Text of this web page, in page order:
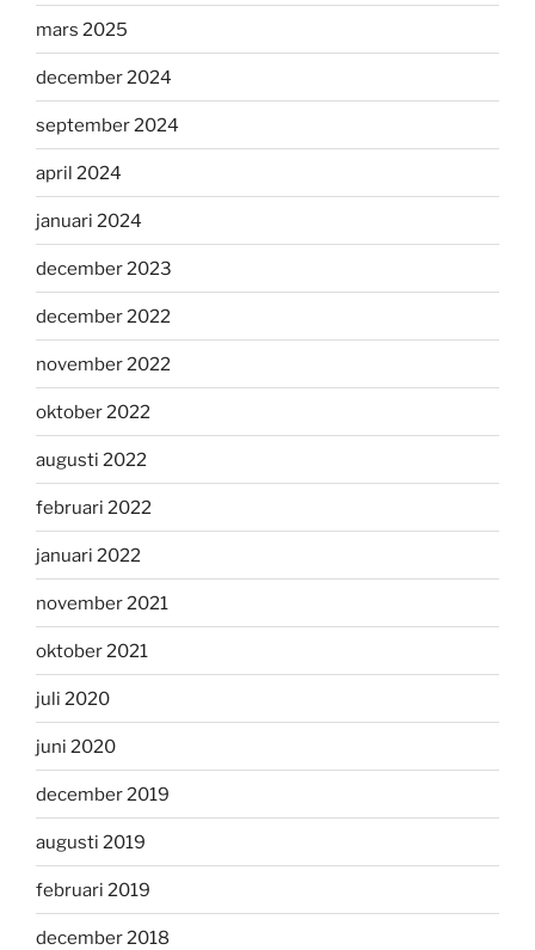
mars 2025
december 2024
september 2024
april 2024
januari 2024
december 2023
december 2022
november 2022
oktober 2022
augusti 2022
februari 2022
januari 2022
november 2021
oktober 2021
juli 2020
juni 2020
december 2019
augusti 2019
februari 2019
december 2018